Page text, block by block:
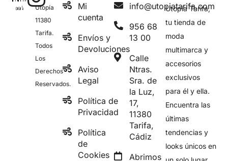
Utopía
11380
Tarifa.
Todos
Los
Derechos
Reservados.
Utopía Tarifa,
tu tienda de
moda
multimarca y
accesorios
exclusivos
para él y ella.
Encuentra las
últimas
tendencias y
looks únicos en
info@utopiatarifa.com
956 68
13 00
Calle
Ntras.
Sra. de
la Luz,
17,
11380
Tarifa,
Cádiz
Abrimos
Mi
cuenta
Envíos y
Devoluciones
Aviso
Legal
Política de
Privacidad
Política
de
Cookies